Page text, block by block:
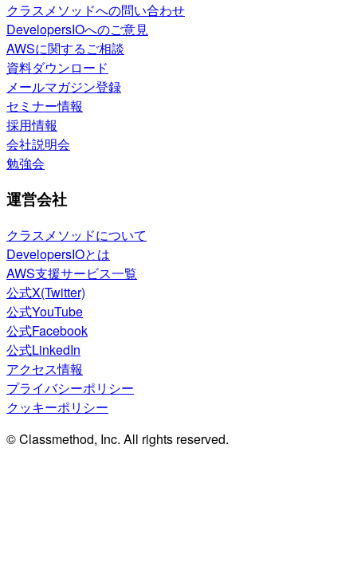
クラスメソッドへの問い合わせ
DevelopersIOへのご意見
AWSに関するご相談
資料ダウンロード
メールマガジン登録
セミナー情報
採用情報
会社説明会
勉強会
運営会社
クラスメソッドについて
DevelopersIOとは
AWS支援サービス一覧
公式X(Twitter)
公式YouTube
公式Facebook
公式LinkedIn
アクセス情報
プライバシーポリシー
クッキーポリシー
© Classmethod, Inc. All rights reserved.